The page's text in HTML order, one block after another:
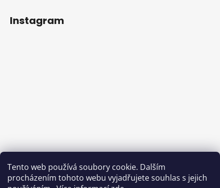
Tento web používá soubory cookie. Dalším
procházením tohoto webu vyjadřujete souhlas s jejich
Instagram